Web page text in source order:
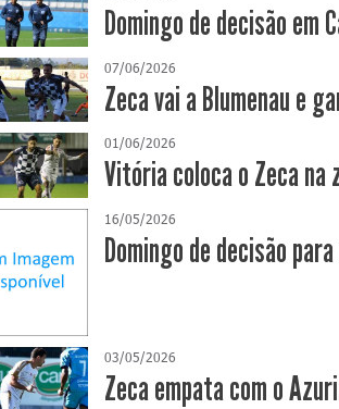
Domingo de decisão em
07/06/2026
Zeca vai a Blumenau e
01/06/2026
Vitória coloca o Zeca na
16/05/2026
Domingo de decisão
03/05/2026
Zeca empata com o